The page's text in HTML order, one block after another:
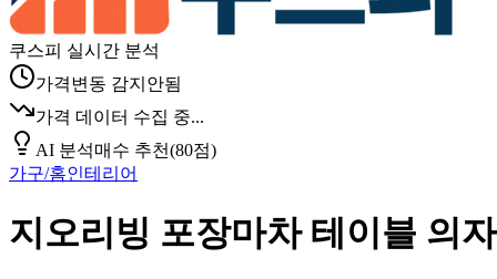
쿠스피 실시간 분석
가격변동 감지안됨
가격 데이터 수집 중...
AI 분석매수 추천(80점)
가구/홈인테리어
지오리빙 포장마차 테이블 의